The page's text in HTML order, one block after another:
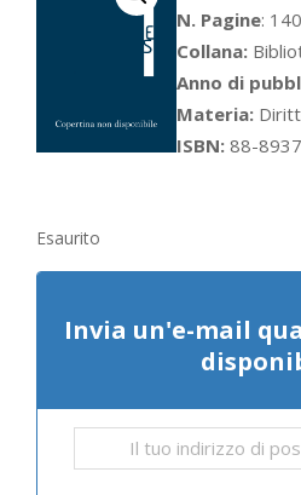
originale
era:
€11.00.
N. Pagine: 140
Collana:
Anno di
Materia:
ISBN: 88-
Esaurito
Invia un'e-mail